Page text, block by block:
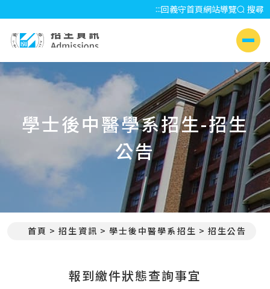
:::回義守首頁網站導覽 搜尋
側選單
學士後中醫學系招生-招生
公告
首頁 招生資訊 學士後中醫學系招生 招生公告
報到繳件狀態查詢事宜